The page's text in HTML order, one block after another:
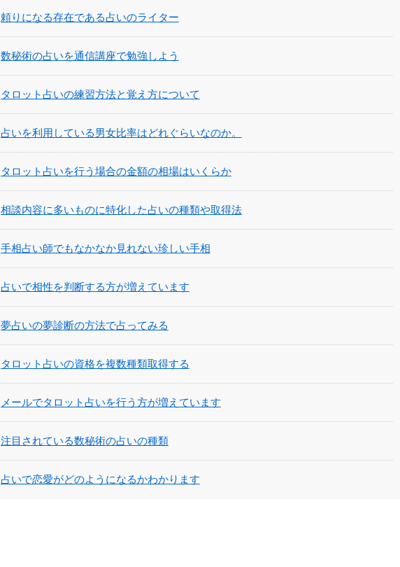
頼りになる存在である占いのライター
数秘術の占いを通信講座で勉強しよう
タロット占いの練習方法と覚え方について
占いを利用している男女比率はどれぐらいなのか。
タロット占いを行う場合の金額の相場はいくらか
相談内容に多いものに特化した占いの種類や取得法
手相占い師でもなかなか見れない珍しい手相
占いで相性を判断する方が増えています
夢占いの夢診断の方法で占ってみる
タロット占いの資格を複数種類取得する
メールでタロット占いを行う方が増えています
注目されている数秘術の占いの種類
占いで恋愛がどのようになるかわかります